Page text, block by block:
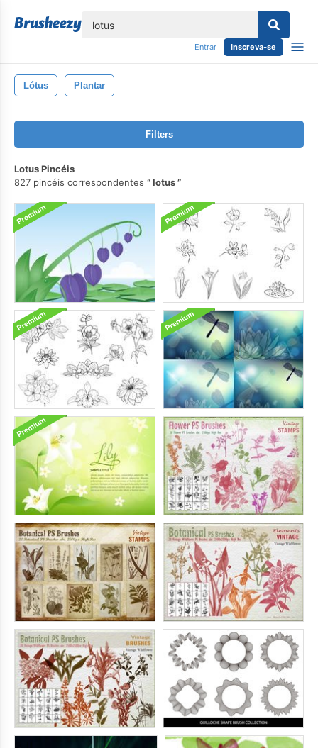
Entrar Inscreva-se
Lótus Plantar
Filters
Lotus Pincéis
827 pincéis correspondentes
lotus